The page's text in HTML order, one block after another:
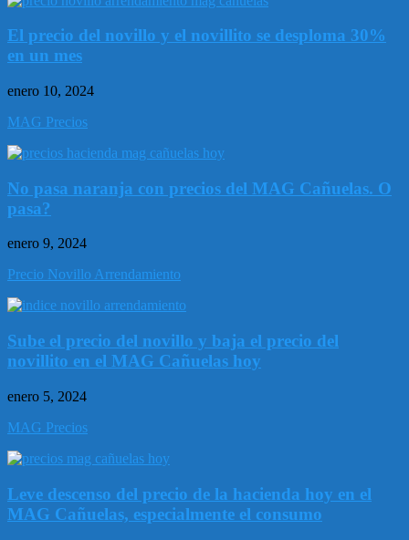
El precio del novillo y el novillito se desploma 30%
en un mes
enero 10, 2024
MAG Precios
No pasa naranja con precios del MAG Cañuelas. O
pasa?
enero 9, 2024
Precio Novillo Arrendamiento
Sube el precio del novillo y baja el precio del
novillito en el MAG Cañuelas hoy
enero 5, 2024
MAG Precios
Leve descenso del precio de la hacienda hoy en el
MAG Cañuelas, especialmente el consumo